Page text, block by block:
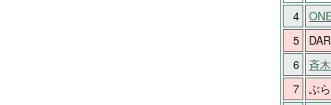
4
5
6 斉
7 ぶ